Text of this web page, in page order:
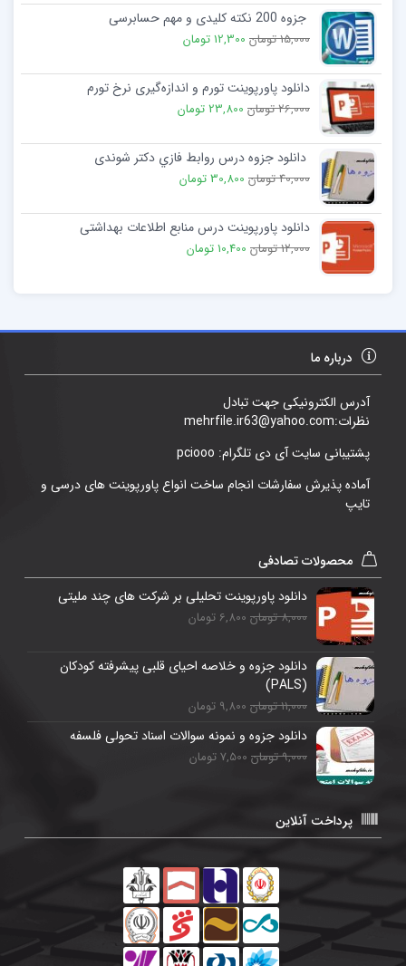
جزوه 200 نکته کلیدی و مهم حسابرسی
15,000 تومان 12,300 تومان
دانلود پاورپوینت تورم و اندازه‌گیری نرخ تورم
26,000 تومان 23,800 تومان
دانلود جزوه درس روابط فازي دکتر شوندی
40,000 تومان 30,800 تومان
دانلود پاورپوینت درس منابع اطلاعات بهداشتی
12,000 تومان 10,400 تومان
درباره ما
آدرس الکترونیکی جهت تبادل
نظرات:mehrfile.ir63@yahoo.com
پشتیبانی سایت آی دی تلگرام: pciooo
آماده پذیرش سفارشات انجام ساخت انواع پاورپوینت های درسی و
تایپ
محصولات تصادفی
دانلود پاورپوینت تحلیلی بر شرکت های چند ملیتی
8,000 تومان 6,800 تومان
دانلود جزوه و خلاصه احیای قلبی پیشرفته کودکان
(PALS)
11,000 تومان 9,800 تومان
دانلود جزوه و نمونه سوالات اسناد تحولی فلسفه
9,000 تومان 7,500 تومان
پرداخت آنلاین